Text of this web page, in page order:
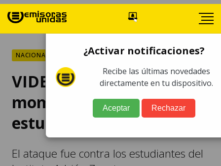
NACIONALES
VIDEO | Este es el
momento del ataque a
estudiantes en zona 6
El ataque fue contra los estudiantes del
¿Activar notificaciones?
Recibe las últimas novedades
directamente en tu dispositivo.
Aceptar Rechazar